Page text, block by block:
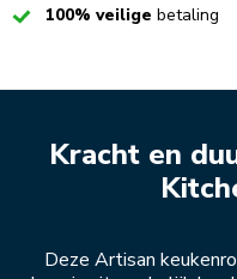
Checked100% veilige betaling
Kracht en
Deze Artisan